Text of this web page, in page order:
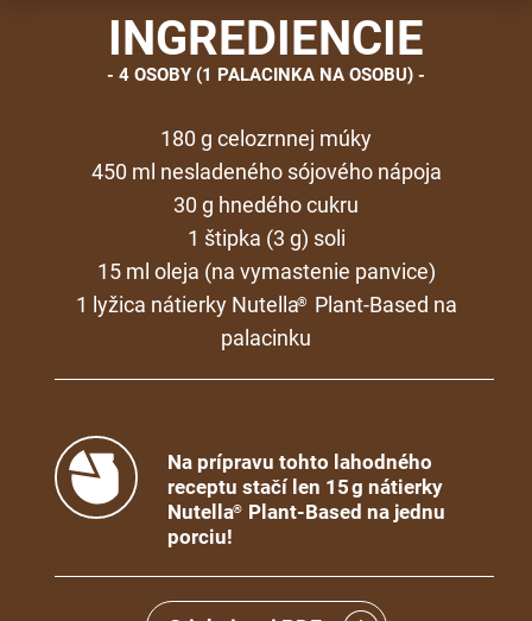
INGREDIENCIE
4 OSOBY (1 PALACINKA NA OSOBU)
180 g celozrnnej múky
450 ml nesladeného sójového nápoja
30 g hnedého cukru
1 štipka (3 g) soli
15 ml oleja (na vymastenie panvice)
1 lyžica nátierky Nutella®
Plant-Based na
palacinku
Na prípravu tohto lahodného
receptu stačí len 15 g nátierky
Nutella® Plant-Based na jednu
porciu!